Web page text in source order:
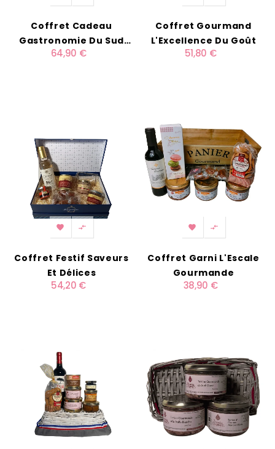
Coffret Cadeau
Gastronomie Du Sud
Ouest
64,90 €
Coffret Gourmand
L'Excellence Du Goût
51,80 €
 
Coffret Festif Saveurs
Et Délices
54,20 €
 
Coffret Garni L'Escale
Gourmande
38,90 €